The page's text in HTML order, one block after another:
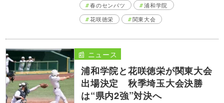
春のセンバツ
浦和学院
花咲徳栄
関東大会
浦和学院と花咲徳栄が関東大会
出場決定 秋季埼玉大会決勝
は“県内2強”対決へ
📰 ニュース